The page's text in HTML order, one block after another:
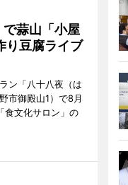
蒜山「小屋
り豆腐ライブ
ン「八十八夜（は
市御殿山1）で8月
食文化サロン」の